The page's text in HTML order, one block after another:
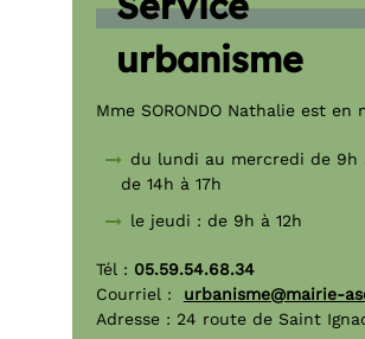
urbanisme
Mme SORONDO Nathalie est en
du lundi au mercredi de 9h
de 14h à 17h
le jeudi : de 9h à 12h
Tél : 05.59.54.68.34
Courriel : urbanisme@mairie-
Adresse : 24 route de Saint